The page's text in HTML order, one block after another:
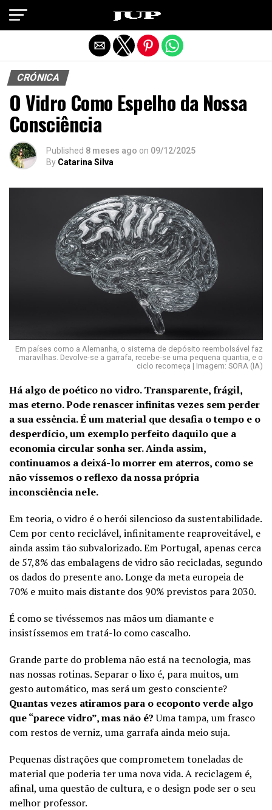
CRÓNICA
O Vidro Como Espelho da Nossa
Consciência
Published 8 meses ago on 09/12/2025
By Catarina Silva
Em países como a Alemanha, o sistema de depósito reembolsável faz
maravilhas. Devolve-se a garrafa, recebe-se uma pequena quantia, e o
ciclo recomeça | Imagem: SORA (IA)
Há algo de poético no vidro. Transparente, frágil,
mas eterno. Pode renascer infinitas vezes sem perder
a sua essência. É um material que desafia o tempo e o
desperdício, um exemplo perfeito daquilo que a
economia circular sonha ser. Ainda assim,
continuamos a deixá-lo morrer em aterros, como se
não víssemos o reflexo da nossa própria
inconsciência nele.
Em teoria, o vidro é o herói silencioso da sustentabilidade.
Cem por cento reciclável, infinitamente reaproveitável, e
ainda assim tão subvalorizado. Em Portugal, apenas cerca
de 57,8% das embalagens de vidro são recicladas, segundo
os dados do presente ano. Longe da meta europeia de
70% e muito mais distante dos 90% previstos para 2030.
É como se tivéssemos nas mãos um diamante e
insistíssemos em tratá-lo como cascalho.
Grande parte do problema não está na tecnologia, mas
nas nossas rotinas. Separar o lixo é, para muitos, um
gesto automático, mas será um gesto consciente?
Quantas vezes atiramos para o ecoponto verde algo
que “parece vidro”, mas não é?Uma tampa, um frasco
com restos de verniz, uma garrafa ainda meio suja.
Pequenas distrações que comprometem toneladas de
material que poderia ter uma nova vida. A reciclagem é,
afinal, uma questão de cultura, e o design pode ser o seu
melhor professor.
Exit mobile version